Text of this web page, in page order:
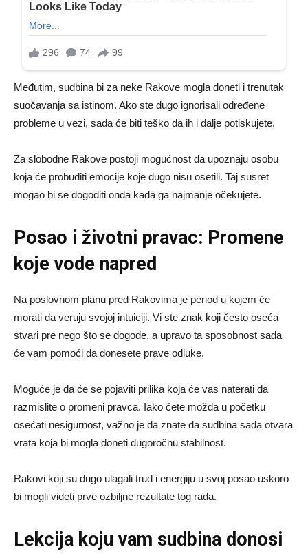
Međutim, sudbina bi za neke Rakove mogla doneti i trenutak
suočavanja sa istinom. Ako ste dugo ignorisali određene
probleme u vezi, sada će biti teško da ih i dalje potiskujete.
Za slobodne Rakove postoji mogućnost da upoznaju osobu
koja će probuditi emocije koje dugo nisu osetili. Taj susret
mogao bi se dogoditi onda kada ga najmanje očekujete.
Posao i životni pravac: Promene
koje vode napred
Na poslovnom planu pred Rakovima je period u kojem će
morati da veruju svojoj intuiciji. Vi ste znak koji često oseća
stvari pre nego što se dogode, a upravo ta sposobnost sada
će vam pomoći da donesete prave odluke.
Moguće je da će se pojaviti prilika koja će vas naterati da
razmislite o promeni pravca. Iako ćete možda u početku
osećati nesigurnost, važno je da znate da sudbina sada otvara
vrata koja bi mogla doneti dugoročnu stabilnost.
Rakovi koji su dugo ulagali trud i energiju u svoj posao uskoro
bi mogli videti prve ozbiljne rezultate tog rada.
Lekcija koju vam sudbina donosi